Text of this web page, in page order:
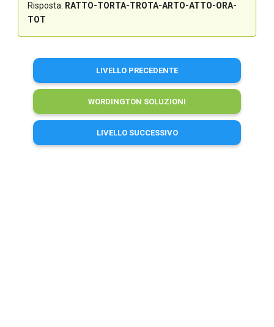
Risposta: RATTO-TORTA-TROTA-ARTO-ATTO-ORA-
TOT
LIVELLO PRECEDENTE
WORDINGTON SOLUZIONI
LIVELLO SUCCESSIVO